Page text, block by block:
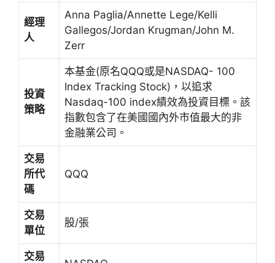
經理
人
Anna Paglia/Annette Lege/Kelli
Gallegos/Jordan Krugman/John M.
Zerr
投資
策略
本基金(原名QQQ或是NASDAQ- 100
Index Tracking Stock)，以追求
Nasdaq-100 index績效為投資目標。該
指數包含了在美國國內外市值最大的非
金融業公司。
交易
所代
碼
QQQ
交易
單位
股/張
交易